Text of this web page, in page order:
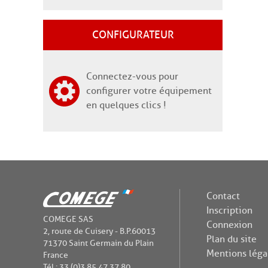
CONFIGURATEUR
Connectez-vous pour
configurer votre équipement
en quelques clics !
COMEGE SAS
2, route de Cuisery - B.P.60013
71370 Saint Germain du Plain
France
Contact
Inscription
Connexion
Plan du site
Mentions